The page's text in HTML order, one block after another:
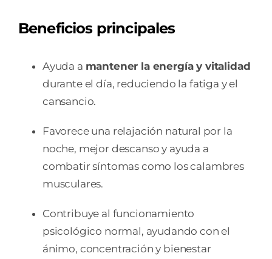
Beneficios principales
Ayuda a mantener la energía y vitalidad
durante el día, reduciendo la fatiga y el
cansancio.
Favorece una relajación natural por la
noche, mejor descanso y ayuda a
combatir síntomas como los calambres
musculares.
Contribuye al funcionamiento
psicológico normal, ayudando con el
ánimo, concentración y bienestar